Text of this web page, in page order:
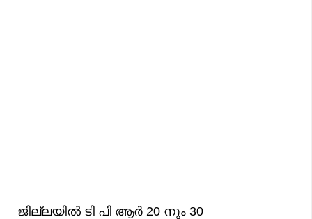
ജില്ലയിൽ ടി പി ആർ 20 നും 30